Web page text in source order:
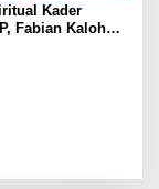
Kader
Fabian Kaloh